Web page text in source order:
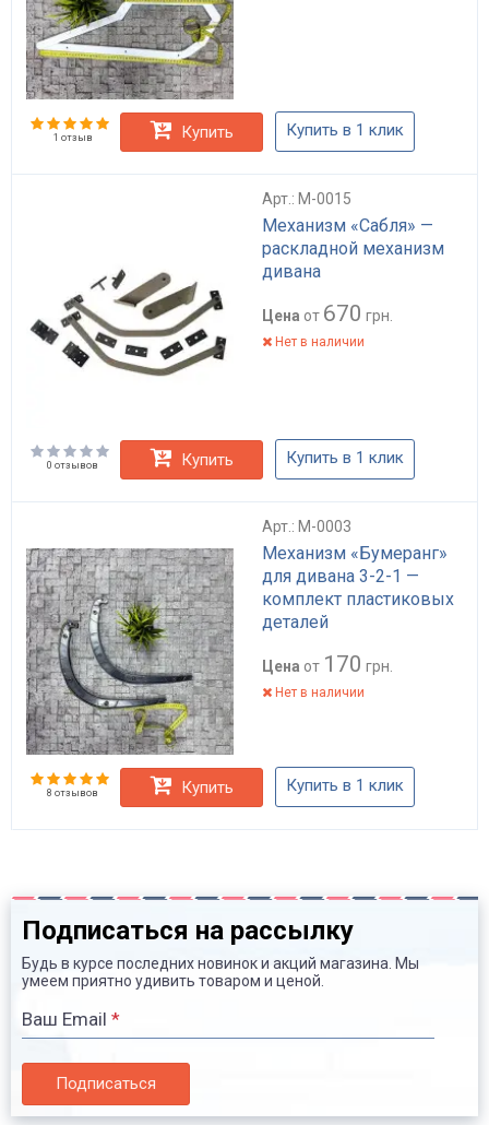
1 отзыв Купить Купить в 1 клик
Арт.: M-0015
Механизм «Сабля» —
раскладной механизм
дивана
Цена от 670 грн.
Нет в наличии
0 отзывов Купить Купить в 1 клик
Арт.: M-0003
Механизм «Бумеранг»
для дивана 3-2-1 —
комплект пластиковых
деталей
Цена от 170 грн.
Нет в наличии
8 отзывов Купить Купить в 1 клик
Подписаться на рассылку
Будь в курсе последних новинок и акций магазина. Мы
умеем приятно удивить товаром и ценой.
Ваш Email *
Подписаться